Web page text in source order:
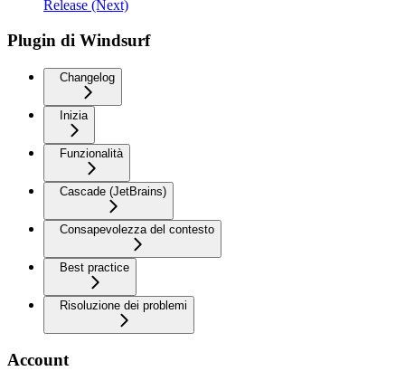
Release (Next)
Plugin di Windsurf
Changelog
Inizia
Funzionalità
Cascade (JetBrains)
Consapevolezza del contesto
Best practice
Risoluzione dei problemi
Account